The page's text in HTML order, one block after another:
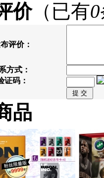
价（已有0
评价：
方式：
证码：
品